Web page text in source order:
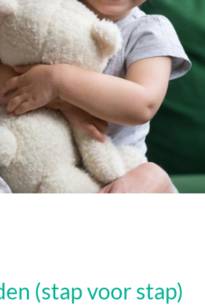
(stap voor stap)